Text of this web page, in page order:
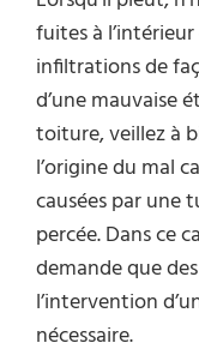
fuites à
infiltrations de
d’une mauvaise
toiture, veillez à
l’origine du mal
causées par une
percée. Dans ce
demande que
l’intervention
nécessaire.